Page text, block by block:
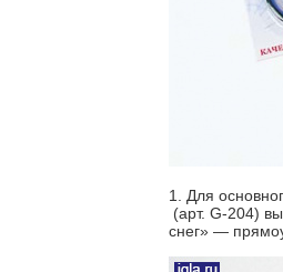
1. Для
(арт. G-204)
снег» —